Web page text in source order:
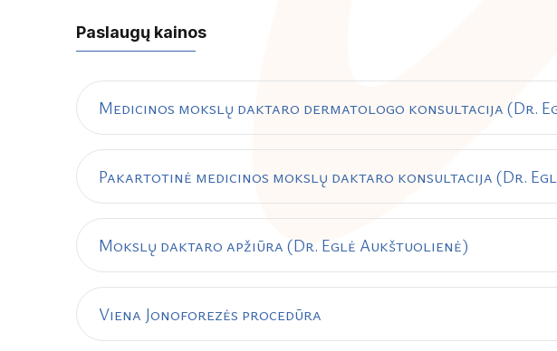
Paslaugų kainos
Medicinos mokslų daktaro dermatologo konsultacija (Dr.
Pakartotinė medicinos mokslų daktaro konsultacija (Dr.
Mokslų daktaro apžiūra (Dr. Eglė Aukštuolienė)
Viena Jonoforezės procedūra